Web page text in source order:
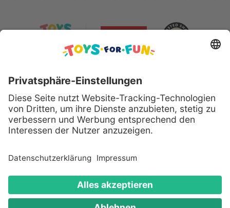
Sicher bezahlen mit:
Alle genannten Produkte und Logos sind eingetragene
Warenzeichen der jeweiligen Hersteller.
Copyright © 2008 - 2026 Toys for Fun GmbH - Alle
Rechte vorbehalten